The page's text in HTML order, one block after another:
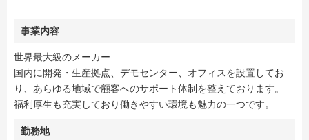
事業内容
世界最大級のメーカー
国内に開発・生産拠点、デモセンター、オフィスを設置してお
り、あらゆる地域で顧客へのサポート体制を整えております。
福利厚生も充実しており働きやすい環境も魅力の一つです。
勤務地